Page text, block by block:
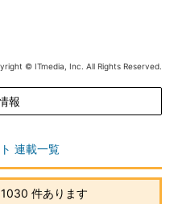
© ITmedia, Inc. All Rights Reserved.
報
連載一覧
件あります